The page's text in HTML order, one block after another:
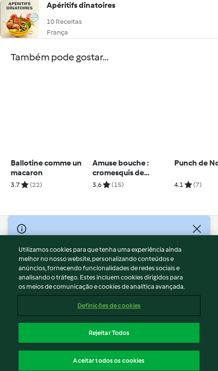
Apéritifs dînatoires
10 Receitas
França
Também pode gostar...
Ballotine comme un
macaron
3.7 (22)
Amuse bouche :
cromesquis de
carotte
3.6 (15)
Punch de
4.1 (7)
© Copyright 2026
Termos de Utilização
Aviso sobre Proteção de Dados
Aviso
Apoio legal
Conteúdo do relatório
Declaração de acessibilidade
Utilizamos cookies para que tenha uma experiência ainda
melhor no nosso website, personalizando conteúdos e
anúncios, fornecendo funcionalidades de redes sociais e
analisando o tráfego. Estes incluem cookies dirigidos para
os meios de comunicação e cookies de analítica avançada.
Definições de cookies
Rejeitar Todos
Aceitar todos os cookies